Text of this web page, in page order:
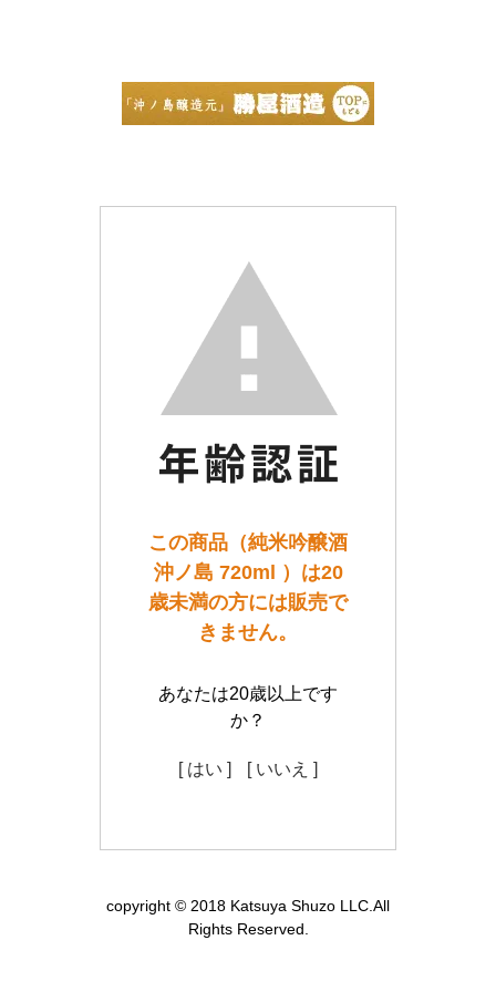
この商品（純米吟醸酒
沖ノ島 720ml ）は20
歳未満の方には販売で
きません。
あなたは20歳以上です
か？
[ はい ] [ いいえ ]
copyright © 2018 Katsuya Shuzo LLC.All
Rights Reserved.